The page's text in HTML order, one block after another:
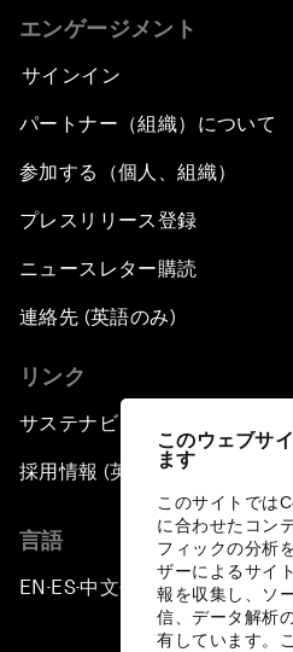
このウェブサ
ます
このサイトでは
に合わせたコン
フィックの分析
ザーによるサイ
報を収集し、ソ
信、データ解析
有しています。
エンゲージメント
サインイン
パートナー（組織）について
参加する（個人、組織）
プレスリリース登録
ニュースレター購読
連絡先 (英語のみ)
リンク
サステナビリティへの取り組み
採用情報 (英語のみ)
言語
EN ▪ ES▪中文▪ 日本語